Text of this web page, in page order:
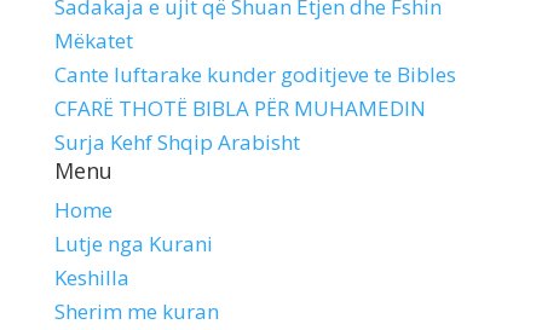
Sadakaja e ujit që Shuan Etjen dhe Fshin
Mëkatet
Cante luftarake kunder goditjeve te Bibles
CFARË THOTË BIBLA PËR MUHAMEDIN
Surja Kehf Shqip Arabisht
Menu
Home
Lutje nga Kurani
Keshilla
Sherim me kuran